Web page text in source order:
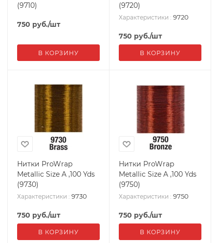
(9710)
750 руб./шт
В КОРЗИНУ
(9720)
Характеристики : 9720
750 руб./шт
В КОРЗИНУ
Нитки ProWrap
Metallic Size A ,100 Yds
(9730)
Характеристики : 9730
750 руб./шт
В КОРЗИНУ
Нитки ProWrap
Metallic Size A ,100 Yds
(9750)
Характеристики : 9750
750 руб./шт
В КОРЗИНУ